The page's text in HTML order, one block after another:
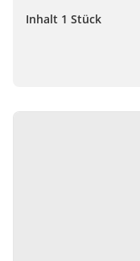
Inhalt 1 Stück